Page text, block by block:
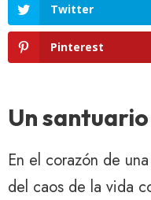
Twitter
Pinterest
Un
En el corazón de
del caos de la vida